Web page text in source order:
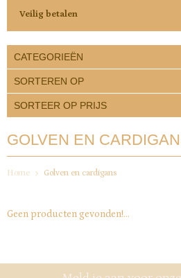
Veilig betalen
CATEGORIEËN
SORTEREN OP
SORTEER OP PRIJS
GOLVEN EN
Home Golven en cardigans
Geen producten gevonden!...